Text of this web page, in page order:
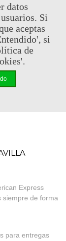
puntos de
que se
Express
siempre de forma
para entregas
datos
Si
aceptas
si
de